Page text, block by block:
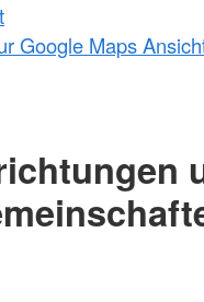
Google Maps